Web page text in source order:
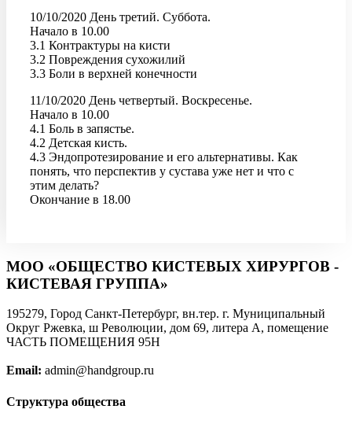
10/10/2020 День третий. Суббота.
Начало в 10.00
3.1 Контрактуры на кисти
3.2 Повреждения сухожилий
3.3 Боли в верхней конечности
11/10/2020 День четвертый. Воскресенье.
Начало в 10.00
4.1 Боль в запястье.
4.2 Детская кисть.
4.3 Эндопротезирование и его альтернативы. Как
понять, что перспектив у сустава уже нет и что с
этим делать?
Окончание в 18.00
МОО «ОБЩЕСТВО КИСТЕВЫХ ХИРУРГОВ -
КИСТЕВАЯ ГРУППА»
195279, Город Санкт-Петербург, вн.тер. г. Муниципальный
Округ Ржевка, ш Революции, дом 69, литера А, помещение
ЧАСТЬ ПОМЕЩЕНИЯ 95Н
Email: admin@handgroup.ru
Структура общества